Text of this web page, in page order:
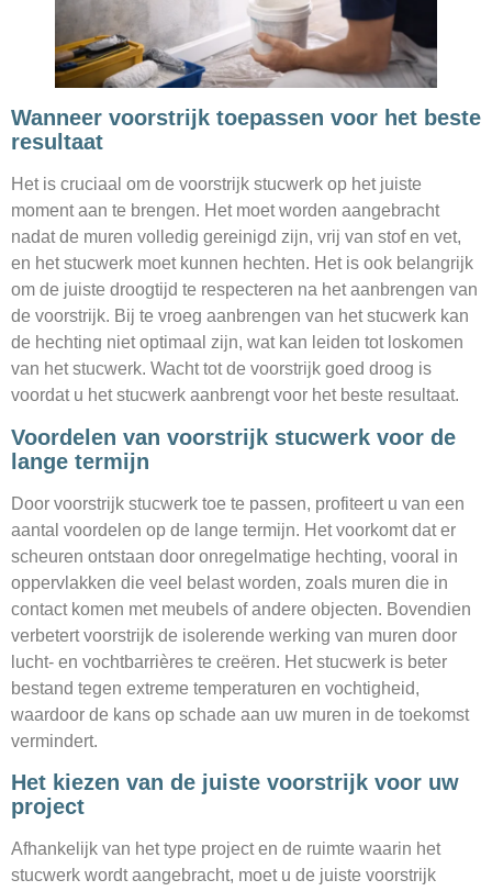
Wanneer voorstrijk toepassen voor het beste
resultaat
Het is cruciaal om de voorstrijk stucwerk op het juiste
moment aan te brengen. Het moet worden aangebracht
nadat de muren volledig gereinigd zijn, vrij van stof en vet,
en het stucwerk moet kunnen hechten. Het is ook belangrijk
om de juiste droogtijd te respecteren na het aanbrengen van
de voorstrijk. Bij te vroeg aanbrengen van het stucwerk kan
de hechting niet optimaal zijn, wat kan leiden tot loskomen
van het stucwerk. Wacht tot de voorstrijk goed droog is
voordat u het stucwerk aanbrengt voor het beste resultaat.
Voordelen van voorstrijk stucwerk voor de
lange termijn
Door voorstrijk stucwerk toe te passen, profiteert u van een
aantal voordelen op de lange termijn. Het voorkomt dat er
scheuren ontstaan door onregelmatige hechting, vooral in
oppervlakken die veel belast worden, zoals muren die in
contact komen met meubels of andere objecten. Bovendien
verbetert voorstrijk de isolerende werking van muren door
lucht- en vochtbarrières te creëren. Het stucwerk is beter
bestand tegen extreme temperaturen en vochtigheid,
waardoor de kans op schade aan uw muren in de toekomst
vermindert.
Het kiezen van de juiste voorstrijk voor uw
project
Afhankelijk van het type project en de ruimte waarin het
stucwerk wordt aangebracht, moet u de juiste voorstrijk